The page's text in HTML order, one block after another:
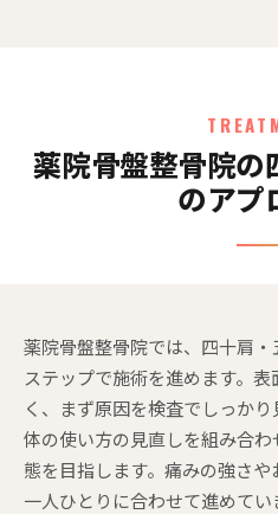
薬院骨盤整骨院
のアプ
薬院骨盤整骨院では、四十肩
ステップで施術を進めます。
く、まず原因を検査でしっか
体の使い方の見直しを組み合
態を目指します。痛みの強さや
一人ひとりに合わせて進めてい